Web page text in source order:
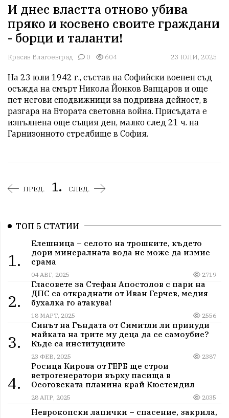
И днес властта отново убива
пряко и косвено своите граждани
- борци и таланти!
Красив Благоевград 0 604 23 ЮЛИ, 2025
На 23 юли 1942 г., състав на Софийски военен съд
осъжда на смърт Никола Йонков Вапцаров и още
пет негови сподвижници за подривна дейност, в
разгара на Втората световна война. Присъдата е
изпълнена още същия ден, малко след 21 ч. на
Гарнизонното стрелбище в София.
ПРЕД. 1. СЛЕД.
ТОП 5 СТАТИИ
1.
Елешница – селото на трошките, където
дори минералната вода не може да измие
срама
04 АВГ, 2025 2719
2.
Гласовете за Стефан Апостолов с пари на
ДПС са откраднати от Иван Герчев, медия
бухалка го атакува!
18 МАРТ, 2025 2556
3.
Синът на Гъндата от Симитли ли принуди
майката на трите му деца да се самоубие?
Къде са институциите
23 ФЕВ, 2025 2387
4.
Росица Кирова от ГЕРБ ще строи
ветрогенератори върху пасища в
Осоговската планина край Кюстендил
28 АПР, 2025 2035
Неврокопски лапички – спасение, закрила,